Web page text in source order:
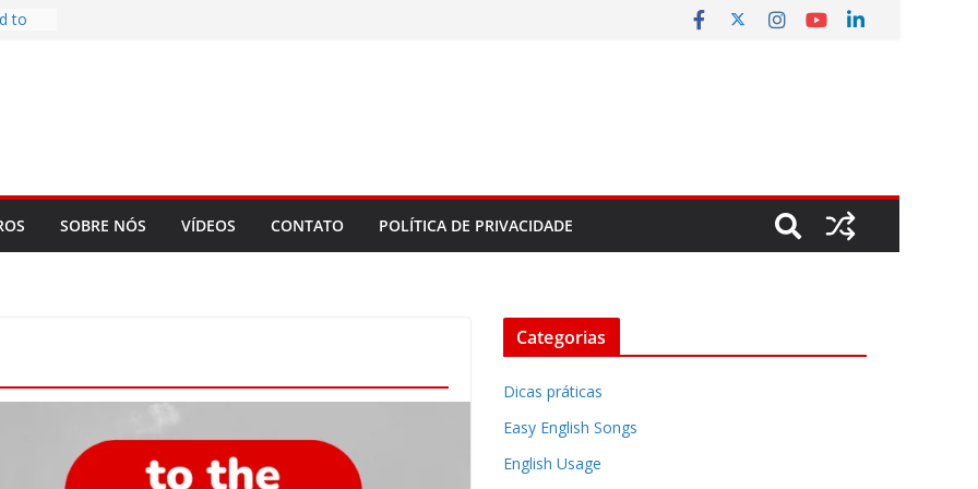
to
SOBRE NÓS VÍDEOS CONTATO POLÍTICA DE PRIVACIDADE
Categorias
Dicas práticas
Easy English Songs
English Usage